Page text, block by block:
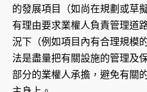
的發展項目（如尚在規劃或草
有理由要求業權人負責管理道
況下（例如項目內有合理規模
法是盡量把有關設施的管理及
部分的業權人承擔，避免有關